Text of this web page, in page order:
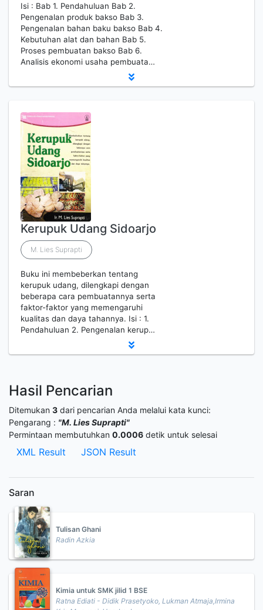
Isi : Bab 1. Pendahuluan Bab 2.
Pengenalan produk bakso Bab 3.
Pengenalan bahan baku bakso Bab 4.
Kebutuhan alat dan bahan Bab 5.
Proses pembuatan bakso Bab 6.
Analisis ekonomi usaha pembuata…
Kerupuk Udang Sidoarjo
M. Lies Suprapti
Buku ini membeberkan tentang
kerupuk udang, dilengkapi dengan
beberapa cara pembuatannya serta
faktor-faktor yang memengaruhi
kualitas dan daya tahannya. Isi : 1.
Pendahuluan 2. Pengenalan kerup…
Hasil Pencarian
Ditemukan 3 dari pencarian Anda melalui kata kunci:
Pengarang : "M. Lies Suprapti"
Permintaan membutuhkan 0.0006 detik untuk selesai
XML Result JSON Result
Saran
Tulisan Ghani
Radin Azkia
Kimia untuk SMK jilid 1 BSE
Ratna Ediati - Didik Prasetyoko, Lukman Atmaja,Irmina